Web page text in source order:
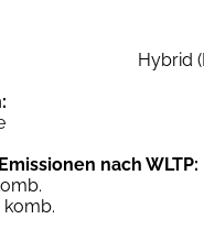
Hybrid
nach WLTP:
komb.